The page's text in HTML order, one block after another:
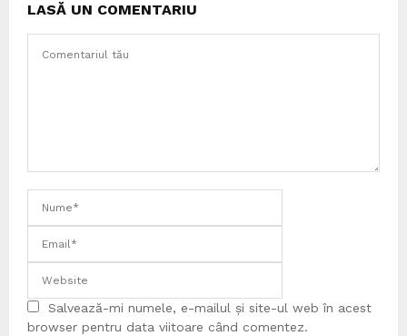
LASĂ UN COMENTARIU
Salvează-mi numele, e-mailul și site-ul web în acest
browser pentru data viitoare când comentez.